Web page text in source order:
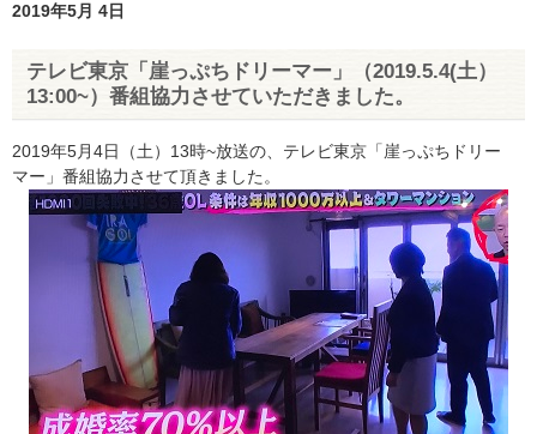
2019年5月 4日
テレビ東京「崖っぷちドリーマー」（2019.5.4(土）
13:00~）番組協力させていただきました。
2019年5月4日（土）13時~放送の、テレビ東京「崖っぷちドリー
マー」番組協力させて頂きました。